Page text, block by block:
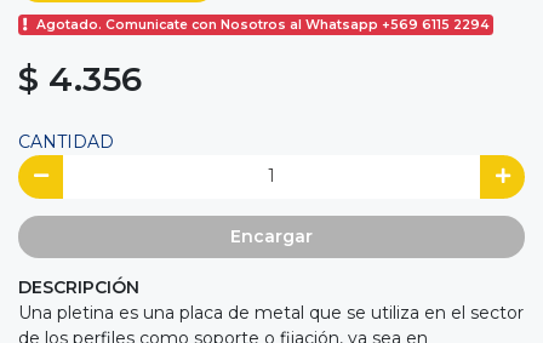
Agotado. Comunicate con Nosotros al Whatsapp +569 6115 2294
$ 4.356
CANTIDAD
Encargar
DESCRIPCIÓN
Una pletina es una placa de metal que se utiliza en el sector
de los perfiles como soporte o fijación, ya sea en